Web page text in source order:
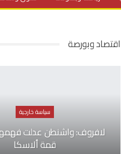
اقتصاد وبورصة
سياسة خارجية
لافروف: واشنطن عدلت
قمة ألاسكا